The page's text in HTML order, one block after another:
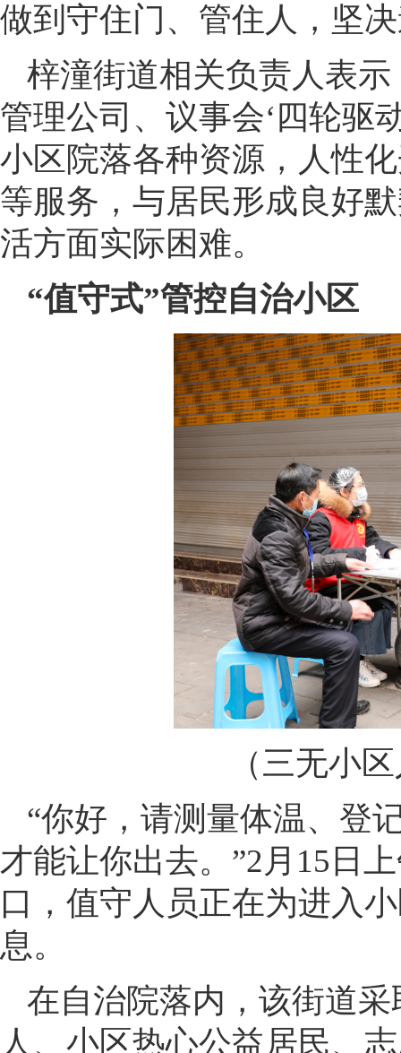
做到守住门、管住人，坚
梓潼街道相关负责人表
管理公司、议事会‘四轮驱
小区院落各种资源，人性
等服务，与居民形成良好
活方面实际困难。
“值守式”管控自治小区
（三无小
“你好，请测量体温、
才能让你出去。”2月15日
口，值守人员正在为进入
息。
在自治院落内，该街道
人、小区热心公益居民、